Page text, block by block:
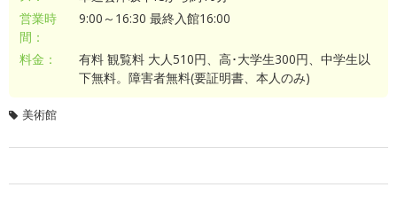
営業時
間：
9:00～16:30 最終入館16:00
料金：
有料 観覧料 大人510円、高･大学生300円、中学生以
下無料。障害者無料(要証明書、本人のみ)
美術館